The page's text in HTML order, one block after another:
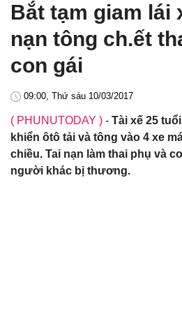
Bắt tạm giam lái
nạn tông ch.ết
con gái
09:00, Thứ sáu 10/03/2017
( PHUNUTODAY ) - Tài xế 25
khiển ôtô tải và tông vào 4 xe
chiều. Tai nạn làm thai phụ và
người khác bị thương.